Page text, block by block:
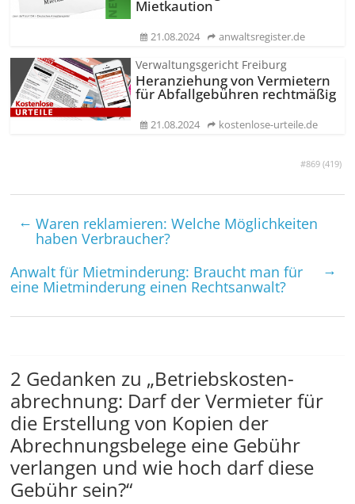
#869 (419)
Mietkaution
21.08.2024 anwaltsregister.de
Verwaltungsgericht Freiburg
Heranziehung von Vermietern
für Abfallgebühren rechtmäßig
21.08.2024 kostenlose-urteile.de
← Waren reklamieren: Welche Möglichkeiten
haben Verbraucher?
Anwalt für Miet­minderung: Braucht man für
eine Miet­minderung einen Rechtsanwalt?
→
2 Gedanken zu „Betriebs­kosten­
abrechnung: Darf der Vermieter für
die Erstellung von Kopien der
Abrechnungs­belege eine Gebühr
verlangen und wie hoch darf diese
Gebühr sein?“